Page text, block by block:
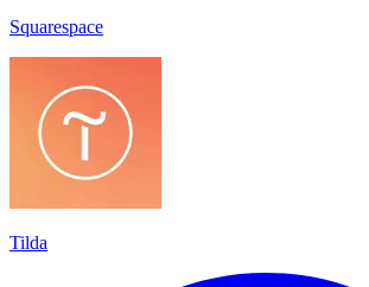
Squarespace
Tilda